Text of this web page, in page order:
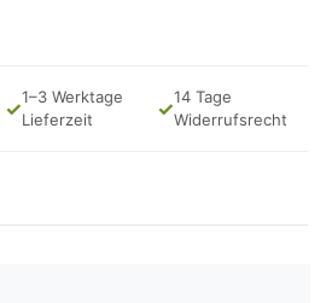
✓1–3 Werktage
Lieferzeit
✓14 Tage
Widerrufsrecht